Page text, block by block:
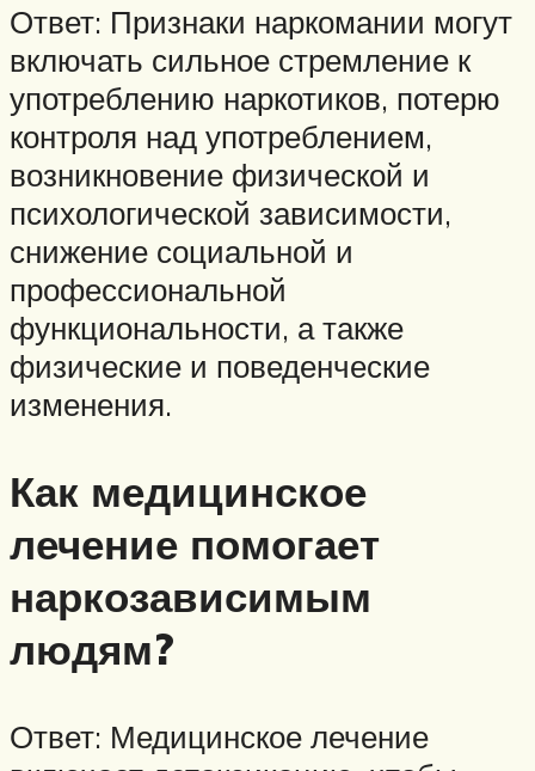
Ответ: Признаки наркомании могут
включать сильное стремление к
употреблению наркотиков, потерю
контроля над употреблением,
возникновение физической и
психологической зависимости,
снижение социальной и
профессиональной
функциональности, а также
физические и поведенческие
изменения.
Как медицинское
лечение помогает
наркозависимым
людям?
Ответ: Медицинское лечение